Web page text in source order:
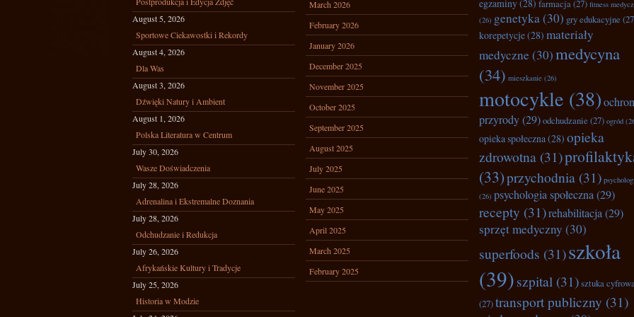
August 5, 2026
Sportowe Ciekawostki i Rekordy
August 4, 2026
Dla Was
August 3, 2026
Dźwięki Natury i Ambient
August 1, 2026
Polska Literatura w Centrum
July 30, 2026
Wasze Doświadczenia
July 28, 2026
Adrenalina i Ekstremalne Doznania
July 28, 2026
Odchudzanie i Redukcja
July 26, 2026
Afrykańskie Kultury i Tradycje
July 25, 2026
Historia w Modzie
March 2026
February 2026
January 2026
December 2025
November 2025
October 2025
September 2025
August 2025
July 2025
June 2025
May 2025
April 2025
March 2025
February 2025
egzaminy(28) farmacja(27) fitness
(26) genetyka(30) gry edukacyjne
korepetycje(28) materiały
medyczne (30)medycyna
(34) mieszkanie (26)
motocykle (38)
przyrody(29)odchudzanie (27) ogród
opieka społeczna(28) opieka
zdrowotna (31)
(33)przychodnia (31)
(26) psychologia społeczna(29)
recepty (31)rehabilitacja(29)
sprzęt medyczny (30)
superfoods (31)szkoła
(39)szpital (31)sztuka
(27)transport publiczny (31)